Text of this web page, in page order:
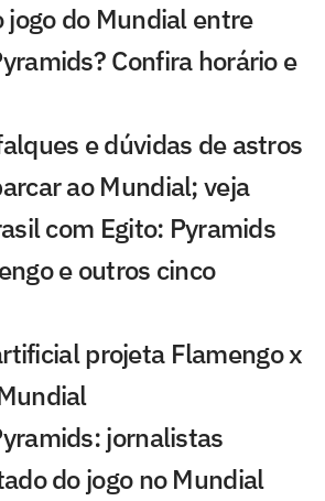
jogo do Mundial entre
Confira horário e
e dúvidas de astros
ao Mundial; veja
com Egito: Pyramids
e outros cinco
projeta Flamengo x
jornalistas
do jogo no Mundial